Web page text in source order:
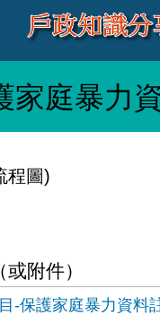
家庭暴力
程圖)
附件）
-保護家庭暴力資料